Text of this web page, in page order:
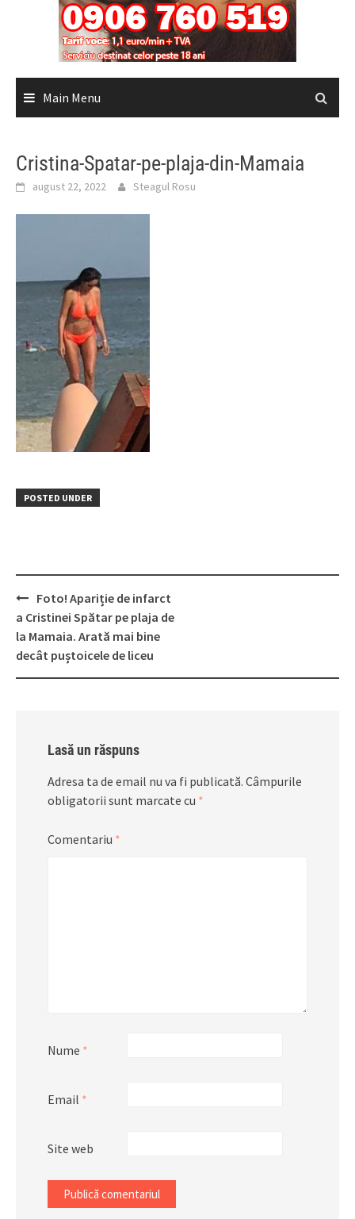
Main Menu
Cristina-Spatar-pe-plaja-din-Mamaia
august 22, 2022 Steagul Rosu
POSTED UNDER
Post
navigation
Foto! Apariție de infarct
a Cristinei Spătar pe plaja de
la Mamaia. Arată mai bine
decât puștoicele de liceu
Lasă un răspuns
Adresa ta de email nu va fi publicată. Câmpurile
obligatorii sunt marcate cu *
Comentariu *
Nume *
Email *
Site web